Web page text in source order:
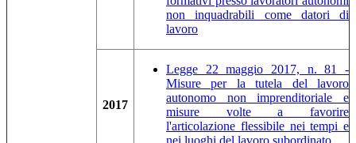
non inquadrabili come datori di
lavoro
2017
Legge 22 maggio 2017, n. 81 -
Misure per la tutela del lavoro
autonomo non imprenditoriale e
misure volte a favorire
l'articolazione flessibile nei tempi e
nei luoghi del lavoro subordinato